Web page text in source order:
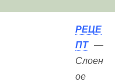
РЕЦЕ
ПТ—
Слоен
ое